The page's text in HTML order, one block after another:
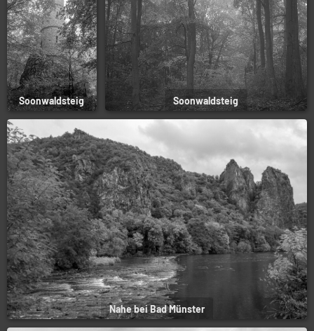
Soonwaldsteig Soonwaldsteig
Nahe bei Bad Münster